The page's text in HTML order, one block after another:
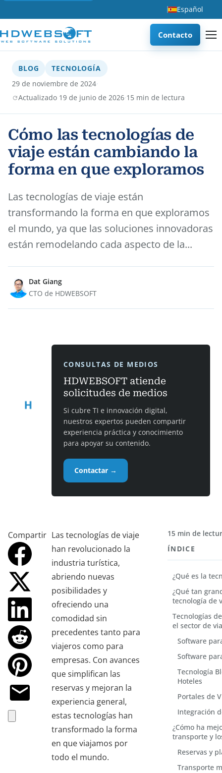
Español
Contacto
BLOG
TECNOLOGÍA
29 de noviembre de 2024·
Actualizado 19 de junio de 2026·15 min de lectura
Cómo las tecnologías de
viaje están cambiando la
forma en que exploramos
Las tecnologías de viaje están
transformando la forma en que exploramos
el mundo, ya que las soluciones innovadoras
están remodelando cada aspecto de la...
Dat Giang
CTO de HDWEBSOFT
CONSULTAS DE MEDIOS
HDWEBSOFT atiende
solicitudes de medios
Si cubre TI e innovación digital,
nuestros expertos pueden compartir
experiencia práctica y conocimiento
para apoyar su contenido.
Contactar →
Compartir Las tecnologías de viaje
han revolucionado la
industria turística,
abriendo nuevas
posibilidades y
ofreciendo una
comodidad sin
precedentes tanto para
viajeros como para
empresas. Con avances
que simplifican las
reservas y mejoran la
experiencia general,
estas tecnologías han
transformado la forma
en que viajamos por
todo el mundo.
15 min de
ÍNDICE
¿Qué es la
¿Qué tan
tecnología de
Tecnologías
el sector de
Software
Software
Tecnología
Hoteles
Portales de
Integración
¿Cómo ha
transporte y
Reservas y
Transporte